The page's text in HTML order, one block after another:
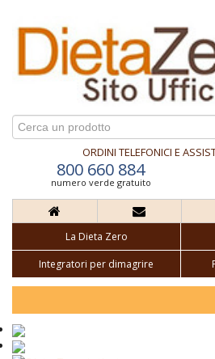
ORDINI TELEFONICI E
800 660 884
numero verde gratuito
La Dieta Zero
Integratori per dimagrire